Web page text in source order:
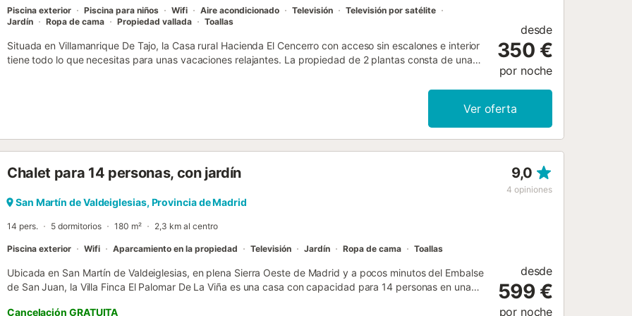
Piscina exterior Piscina para niños Wifi Aire acondicionado Televisión
Televisión por satélite
Jardín
Ropa de cama Propiedad vallada Toallas
Situada en Villamanrique De Tajo, la Casa rural Hacienda El Cencerro con acceso sin escalones e interior
tiene todo lo que necesitas para unas vacaciones relajantes. La propiedad de 2 plantas consta de una
adicionales incluyen Wi-Fi de alta velocidad (apto para videollamadas), televisión, aire acondicionado,
ventilador y toallas de playa/piscina. La casa rural dispone de una zona exterior privada con piscina,
piscina infantil, jardín, terraza descubierta, balcón, barbacoa y parque infantil. Los huéspedes de esta
casa rural disfrutan de acceso a una piscina (abierta de junio a septiembre), una piscina infantil
Chinchón, Aranjuez y Colmenar de Oreja. Los enlaces de transporte público están a poca distancia de la
bienvenidas. Una cama supletoria para niños está disponible de forma gratuita. Se admite un máximo de
establecimiento no está aislado. El check-in se puede hacer a partir de las 1...
desde
350 €
por noche
Ver oferta
Chalet para 14 personas, con jardín 9,0
4 opiniones
San Martín de Valdeiglesias, Provincia de Madrid
14 pers. 5 dormitorios 180 m² 2,3 km al centro
Piscina exterior Wifi Aparcamiento en la propiedad Televisión Jardín Ropa de cama Toallas
Ubicada en San Martín de Valdeiglesias, en plena Sierra Oeste de Madrid y a pocos minutos del Embalse
de San Juan, la Villa Finca El Palomar De La Viña es una casa con capacidad para 14 personas en una
Cancelación GRATUITA
desde
599 €
por noche